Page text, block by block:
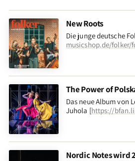
New Roots
Die junge deutsche
musicshop.de/folker/
The Power of
Das neue Album von
Juhola [https://
Nordic Notes wird